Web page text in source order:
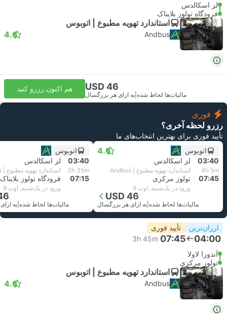
لز اسکالدس
فرودگاه تولوز بلایناک
استاندارد تهویه مطبوع | اتوبوس
Andbus
4.6
USD 46
مالیات‌ها لحاظ شده به ازای هر بزرگسال
هم اکنون رزرو کنید
فوری
رزرو لحظه آخری؟
تأیید فوری برای بهترین انتخاب‌های ما
اتوبوس
4.6
03:40 لز اسکالدس
4h 5m استاندارد تهویه مطبوع | Andbus
07:45 تولوز مرکزی
ورود در یک‌شنبه, اوت 9
USD 46
مالیات‌ها لحاظ شده به ازای هر بزرگسال
اتوبوس
03:40
لز اسکالدس
3h 35m استاندارد تهویه مطبوع | Andbus
07:15 فرودگاه تولوز بلایناک
ورود در یک‌شنبه, اوت 9
مالیات‌ها لحاظ شده به
ارزان‌ترین تأیید فوری
04:00
07:45
3h 45m
آندورا لاولا
تولوز مرکزی
استاندارد تهویه مطبوع | اتوبوس
Andbus
4.6